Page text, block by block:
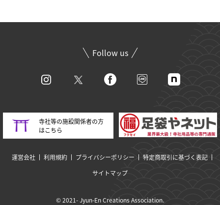
Follow us
寺社等の施設関係者の方
はこちら
運営会社 利用規約 プライバシーポリシー
特定商取引に基づく表記
サイトマップ
© 2021- Jyun-En Creations Association.